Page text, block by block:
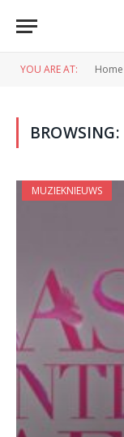
YOU ARE AT: Home
BROWSING:
MUZIEKNIEUWS